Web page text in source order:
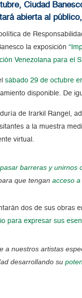
Ciudad
abierta al
de
la exposición
Venezolana para el
sábado 29 de octubre
disponible. De
de Irarkil Rangel,
a la muestra
virtual.
barreras y unirnos
que tenganacceso
dos de sus obras
para expresar sus
a nuestros artistas
desarrollando su